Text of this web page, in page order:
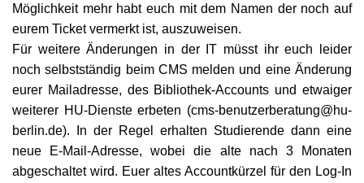
Möglichkeit mehr habt euch mit dem Namen der noch auf
eurem Ticket vermerkt ist, auszuweisen.
Für weitere Änderungen in der IT müsst ihr euch leider
noch selbstständig beim CMS melden und eine Änderung
eurer Mailadresse, des Bibliothek-Accounts und etwaiger
weiterer H U-Dienste erbeten (cms-benutzerberatung@hu-
berlin.de). In der Regel erhalten Studierende dann eine
neue E-Mail-Adresse, wobei die alte nach 3 Monaten
abgeschaltet wird. Euer altes Accountkürzel für den Log-I n